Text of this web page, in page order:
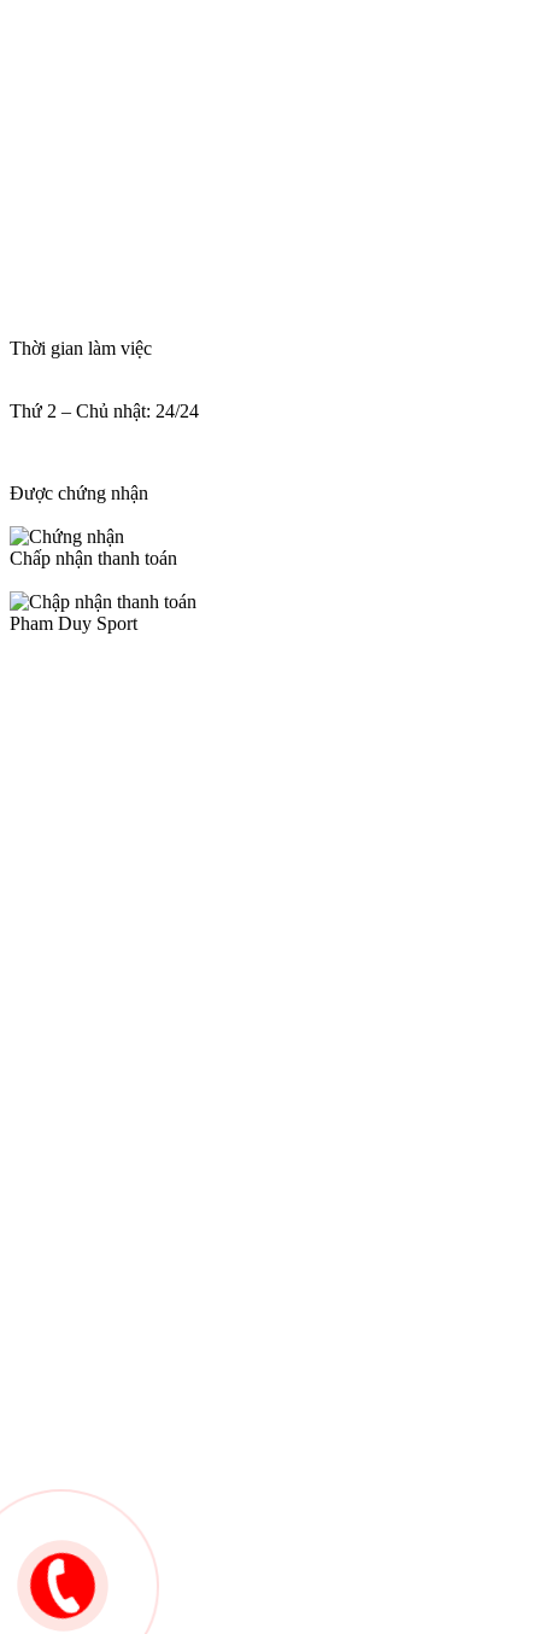
Thời gian làm việc
Thứ 2 – Chủ nhật: 24/24
Được chứng nhận
Chấp nhận thanh toán
Pham Duy Sport